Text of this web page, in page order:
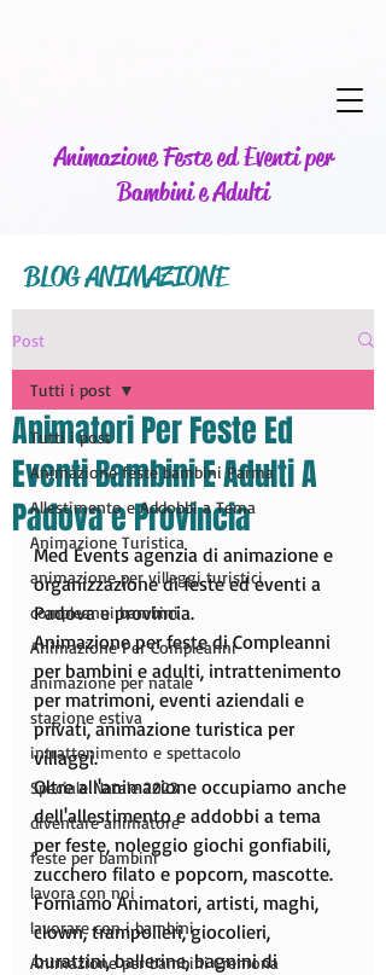
Animazione Feste ed Eventi per
Bambini e Adulti
BLOG ANIMAZIONE
Post
Tutti i post
Animazione feste bambini Parma
Allestimento e Addobbi a Tema
Animazione Turistica
animazione per villaggi turistici
compleanni bambini
Animazione Per Compleanni
animazione per natale
stagione estiva
intrattenimento e spettacolo
Speciale Natale 2023
diventare animatore
feste per bambini
lavora con noi
lavorare con i bambini
Animazione per bambini Cremona
Tutti i post
Animatori Per Feste Ed
Eventi Bambini E Adulti A
Padova e Provincia
Med Events agenzia di animazione e
organizzazione di feste ed eventi a
Padova e provincia.
Animazione per feste di Compleanni
per bambini e adulti, intrattenimento
per matrimoni, eventi aziendali e
privati, animazione turistica per
villaggi.
Oltre all'animazione occupiamo anche
dell'allestimento e addobbi a tema
per feste, noleggio giochi gonfiabili,
zucchero filato e popcorn, mascotte.
Forniamo Animatori, artisti, maghi,
clown, trampolieri, giocolieri,
burattini, ballerine, bagnini di